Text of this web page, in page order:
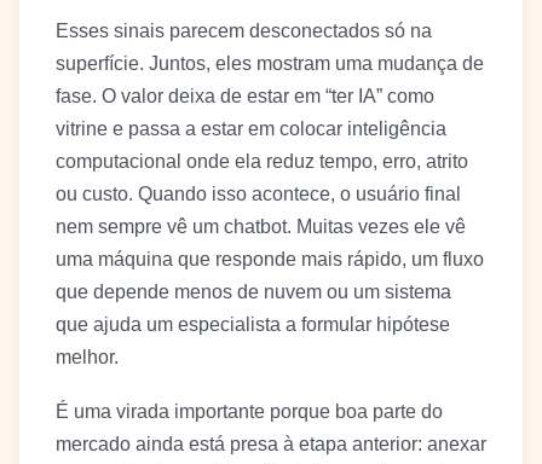
Esses sinais parecem desconectados só na
superfície. Juntos, eles mostram uma mudança de
fase. O valor deixa de estar em “ter IA” como
vitrine e passa a estar em colocar inteligência
computacional onde ela reduz tempo, erro, atrito
ou custo. Quando isso acontece, o usuário final
nem sempre vê um chatbot. Muitas vezes ele vê
uma máquina que responde mais rápido, um fluxo
que depende menos de nuvem ou um sistema
que ajuda um especialista a formular hipótese
melhor.
É uma virada importante porque boa parte do
mercado ainda está presa à etapa anterior: anexar